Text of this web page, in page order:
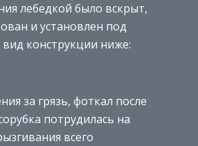
лебедкой было вскрыт,
и установлен под
конструкции ниже:
за грязь, фоткал после
потрудилась на
всего